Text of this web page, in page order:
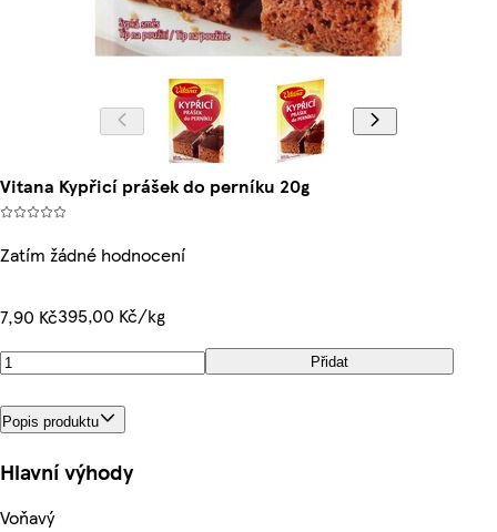
Vitana Kypřicí prášek do perníku 20g
Zatím žádné hodnocení
7,90 Kč395,00 Kč/kg
Přidat
Popis produktu
Hlavní výhody
Voňavý